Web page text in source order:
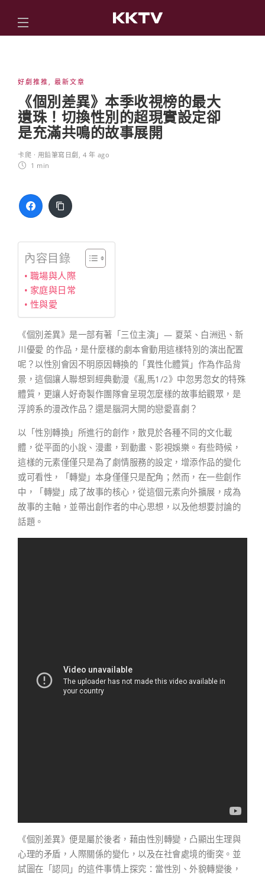
好劇推推, 最新文章
《個別差異》本季收視榜的最大
遺珠！切換性別的超現實設定卻
是充滿共鳴的故事展開
卡爬 · 用鉛筆寫日劇 , 4 年 ago
1 min
內容目錄
職場與人際
家庭與日常
性與愛
《個別差異》是一部有著「三位主演」— 夏菜、白洲迅、新
川優愛 的作品，是什麼樣的劇本會動用這樣特別的演出配置
呢？以性別會因不明原因轉換的「異性化體質」作為作品背
景，這個讓人聯想到經典動漫《亂馬1/2》中忽男忽女的特殊
體質，更讓人好奇製作團隊會呈現怎麼樣的故事給觀眾，是
浮誇系的漫改作品？還是腦洞大開的戀愛喜劇？
以「性別轉換」所進行的創作，散見於各種不同的文化載
體，從平面的小說、漫畫，到動畫、影視娛樂。有些時候，
這樣的元素僅僅只是為了劇情服務的設定，增添作品的變化
或可看性，「轉變」本身僅僅只是配角；然而，在一些創作
中，「轉變」成了故事的核心，從這個元素向外擴展，成為
故事的主軸，並帶出創作者的中心思想，以及他想要討論的
話題。
《個別差異》便是屬於後者，藉由性別轉變，凸顯出生理與
心理的矛盾，人際關係的變化，以及在社會處境的衝突。並
試圖在「認同」的這件事情上探究：當性別、外貌轉變後，